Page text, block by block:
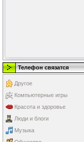
Телефон связатся
Другое
Компьютерные игры
Красота и здоровье
Люди и блоги
Музыка